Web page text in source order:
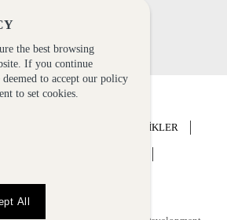
ETKİNLİKLER
the best browsing
If you continue
to accept our policy
to set cookies.
All